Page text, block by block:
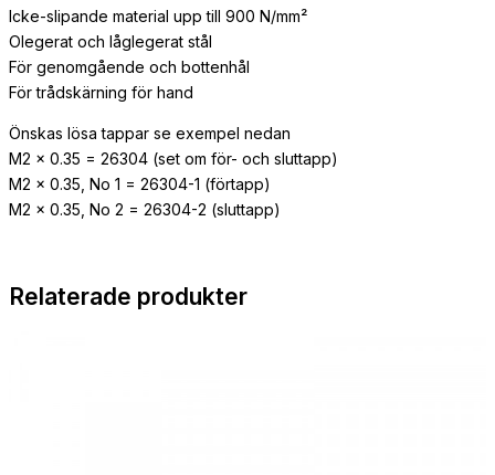
Icke-slipande material upp till 900 N/mm²
Olegerat och låglegerat stål
För genomgående och bottenhål
För trådskärning för hand
Önskas lösa tappar se exempel nedan
M2 x 0.35 = 26304 (set om för- och sluttapp)
M2 x 0.35, No 1 = 26304-1 (förtapp)
M2 x 0.35, No 2 = 26304-2 (sluttapp)
Relaterade produkter